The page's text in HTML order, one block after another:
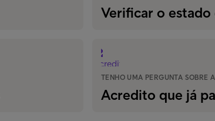
Verificar o
TENHO UMA PERGUNTA SOBRE
Acredito que já